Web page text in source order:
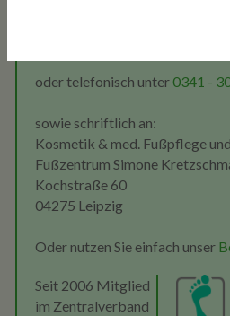
oder telefonisch unter0341 -
sowie schriftlich an:
Kosmetik & med. Fußpflege
Fußzentrum Simone
Kochstraße 60
04275 Leipzig
Oder nutzen Sie einfach unser
Seit 2006 Mitglied
im Zentralverband